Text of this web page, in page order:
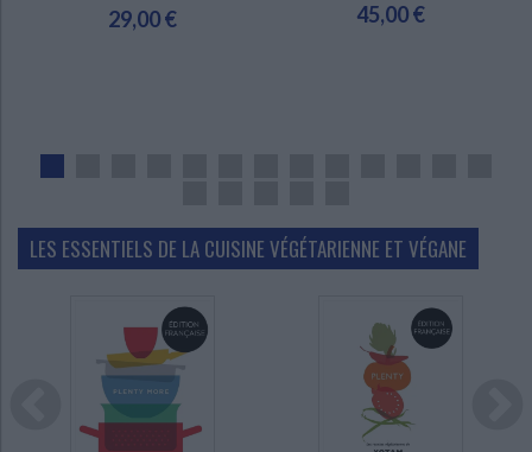
29,00 € 45,00 €
LES ESSENTIELS DE LA CUISINE VÉGÉTARIENNE ET VÉGANE
En stock